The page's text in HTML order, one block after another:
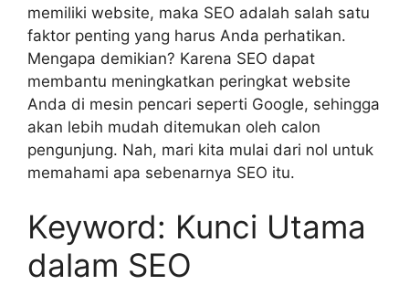
memiliki website, maka SEO adalah salah satu
faktor penting yang harus Anda perhatikan.
Mengapa demikian? Karena SEO dapat
membantu meningkatkan peringkat website
Anda di mesin pencari seperti Google, sehingga
akan lebih mudah ditemukan oleh calon
pengunjung. Nah, mari kita mulai dari nol untuk
memahami apa sebenarnya SEO itu.
Keyword: Kunci Utama
dalam SEO